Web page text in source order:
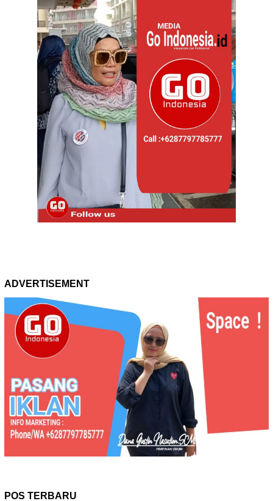
ADVERTISEMENT
POS TERBARU